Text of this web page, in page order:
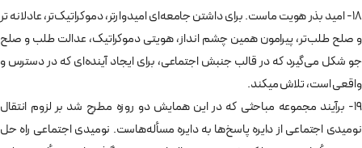
18- امید بذر هویت ماست. برای داشتن جامعه‌ای امیدوارتر، دموکراتیک‌تر، عادلانه تر
و صلح طلب‌تر، پیرامون همین چشم انداز، هویتی دموکراتیک، عدالت طلب و صلح
جو شکل می‌گیرد که در قالب جنبش اجتماعی، برای ایجاد آینده‌ای که در دسترس و
واقعی است، تلاش میکند.
19- برآیند مجموعه مباحثی که در این همایش دو روزه مطرح شد بر لزوم انتقال
نومیدی اجتماعی از دایره پاسخ‌ها به دایره مسأله‌هاست. نومیدی اجتماعی راه حل